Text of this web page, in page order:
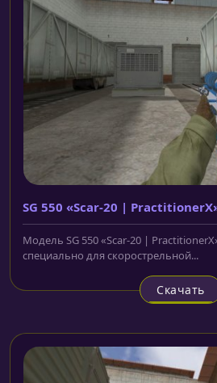
SG 550 «Scar-20 |
Модель SG 550 «Scar-20 |
специально для скорострельной...
Скачать